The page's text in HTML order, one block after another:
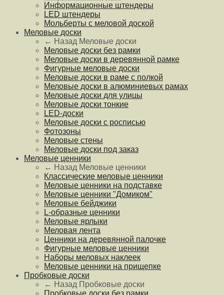
Информационные штендеры
LED штендеры
Мольберты с меловой доской
Меловые доски
← Назад Меловые доски
Меловые доски без рамки
Меловые доски в деревянной рамке
Фигурные меловые доски
Меловые доски в раме с полкой
Меловые доски в алюминиевых рамах
Меловые доски для улицы
Меловые доски тонкие
LED-доски
Меловые доски с росписью
Фотозоны
Меловые стены
Меловые доски под заказ
Меловые ценники
← Назад Меловые ценники
Классические меловые ценники
Меловые ценники на подставке
Меловые ценники "Домиком"
Меловые бейджики
L-образные ценники
Меловые ярлыки
Меловая лента
Ценники на деревянной палочке
Фигурные меловые ценники
Наборы меловых наклеек
Меловые ценники на прищепке
Пробковые доски
← Назад Пробковые доски
Пробковые доски без рамки